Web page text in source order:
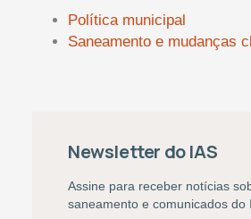
Política municipal
Saneamento e mudanças
Newsletter do IAS
Assine para receber notícias
saneamento e comunicados do